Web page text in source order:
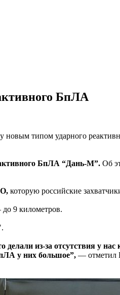
БпЛА
БпЛА “Дань-М”. Об
которую российские
9 километров.
из-за отсутствия у
у них большое”, — отметил